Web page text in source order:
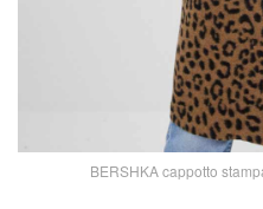
BERSHKA cappotto